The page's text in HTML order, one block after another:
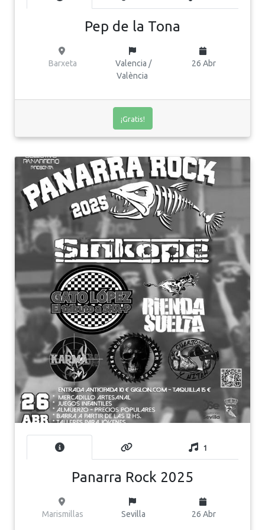
Pep de la Tona
Barxeta
Valencia /
València
26 Abr
¡Gratis!
1
Panarra Rock 2025
Marismillas Sevilla 26 Abr